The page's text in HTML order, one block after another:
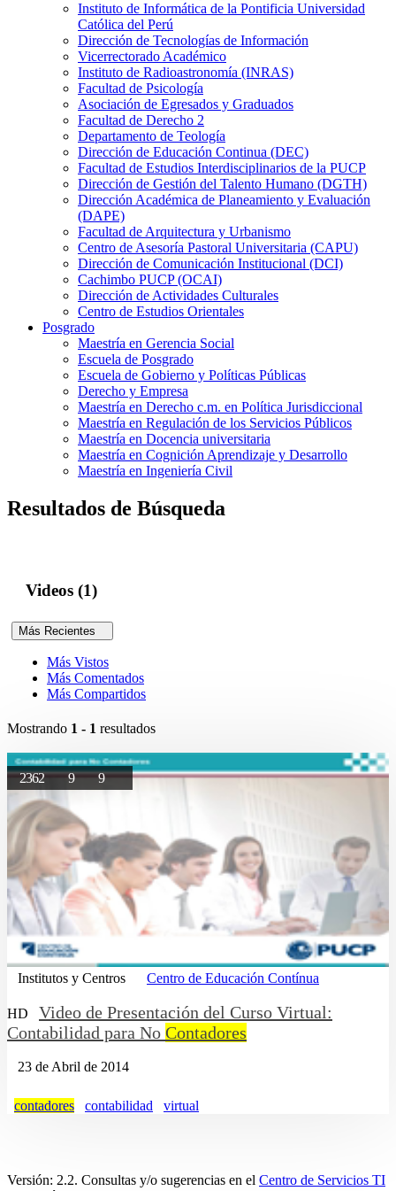
Instituto de Informática de la Pontificia Universidad
Católica del Perú
Dirección de Tecnologías de Información
Vicerrectorado Académico
Instituto de Radioastronomía (INRAS)
Facultad de Psicología
Asociación de Egresados y Graduados
Facultad de Derecho 2
Departamento de Teología
Dirección de Educación Continua (DEC)
Facultad de Estudios Interdisciplinarios de la PUCP
Dirección de Gestión del Talento Humano (DGTH)
Dirección Académica de Planeamiento y Evaluación
(DAPE)
Facultad de Arquitectura y Urbanismo
Centro de Asesoría Pastoral Universitaria (CAPU)
Dirección de Comunicación Institucional (DCI)
Cachimbo PUCP (OCAI)
Dirección de Actividades Culturales
Centro de Estudios Orientales
Posgrado
Maestría en Gerencia Social
Escuela de Posgrado
Escuela de Gobierno y Políticas Públicas
Derecho y Empresa
Maestría en Derecho c.m. en Política Jurisdiccional
Maestría en Regulación de los Servicios Públicos
Maestría en Docencia universitaria
Maestría en Cognición Aprendizaje y Desarrollo
Maestría en Ingeniería Civil
Resultados de Búsqueda
Videos (1)
Más Recientes
Más Vistos
Más Comentados
Más Compartidos
Mostrando 1 - 1 resultados
236299
Institutos y Centros Centro de Educación Contínua
HD
Video de Presentación del Curso Virtual:
Contabilidad para No Contadores
23 de Abril de 2014
contadores contabilidad virtual
Versión: 2.2. Consultas y/o sugerencias en el Centro de Servicios TI